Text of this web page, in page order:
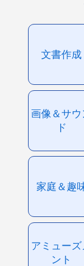
文書作成
画像＆サウ
ド
家庭＆趣
アミューズ
ント